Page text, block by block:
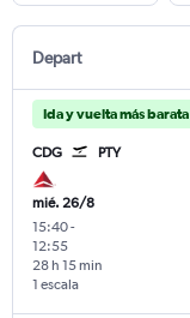
Depart
Ida y vuelta más barata
CDG PTY
mié. 26/8
15:40-
12:55
1 escala
28 h 15 min